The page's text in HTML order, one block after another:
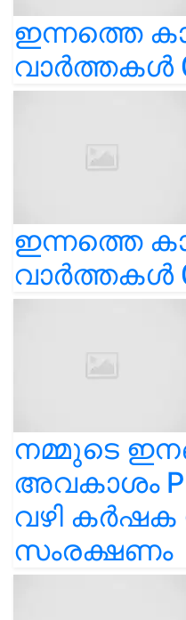
ഇന്നത്തെ
വാർത്തകൾ
ഇന്നത്തെ
വാർത്തകൾ
നമ്മുടെ
അവകാശം
വഴി
സംരക്ഷണം